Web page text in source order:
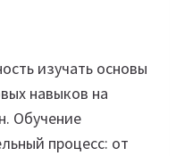
изучать основы
навыков на
Обучение
процесс: от